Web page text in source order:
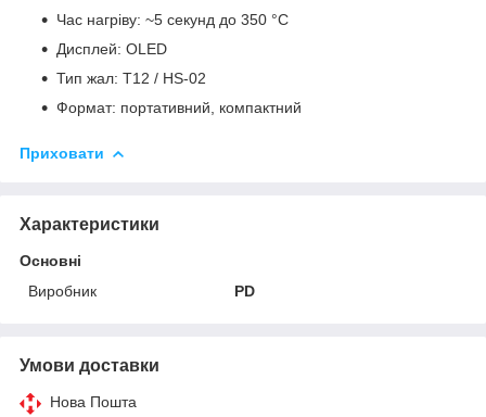
Час нагріву: ~5 секунд до 350 °C
Дисплей: OLED
Тип жал: T12 / HS-02
Формат: портативний, компактний
Приховати
Характеристики
Основні
Виробник
PD
Умови доставки
Нова Пошта